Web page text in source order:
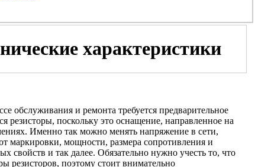
характеристики
обслуживания и ремонта требуется предварительное
резисторы, поскольку это оснащение, направленное на
Именно так можно менять напряжение в сети,
маркировки, мощности, размера сопротивления и
свойств и так далее. Обязательно нужно учесть то, что
резисторов, поэтому стоит внимательно